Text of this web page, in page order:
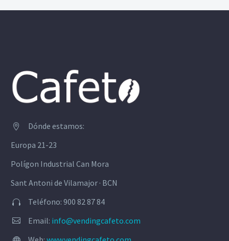


Dónde estamos:
Europa 21-23
Polígon Industrial Can Mora
Sant Antoni de Vilamajor · BCN

 Teléfono: 900 82 87 84

 Email: info@vendingcafeto.com